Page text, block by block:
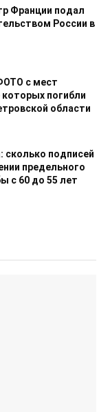
Франции подал
России в
с мест
которых погибли
области
сколько подписей
предельного
с 60 до 55 лет